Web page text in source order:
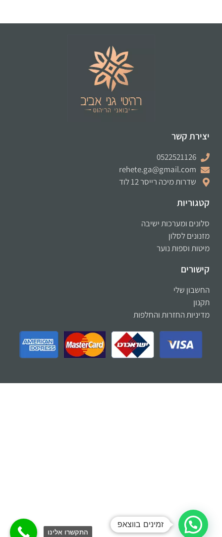
יצירת קשר
0522521126
rehete.ga@gmail.com
שדרות מיכה רייסר 12 לוד
קטגוריות
סלונים ומערכות ישיבה
מזנונים לסלון
מיטות וספות נוער
קישורים
החשבון שלי
תקנון
מדיניות החזרות והחלפות
זמינים בווצאפ
התקשרו אלינו